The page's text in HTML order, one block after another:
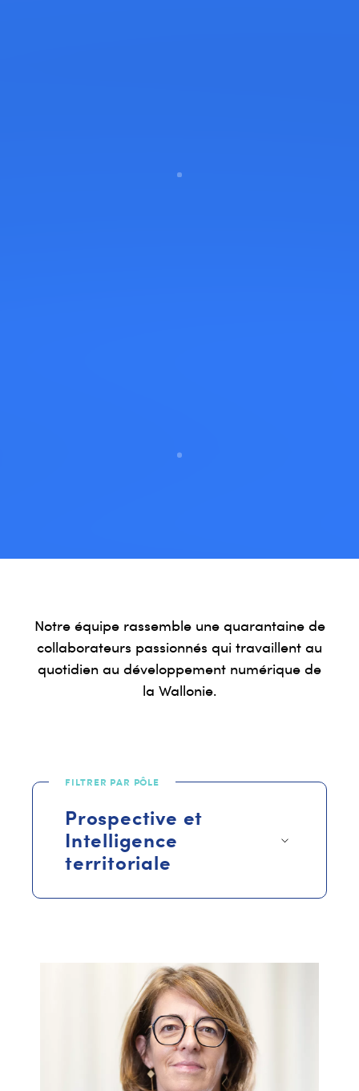
Notre équipe rassemble une quarantaine de
collaborateurs passionnés qui travaillent au
quotidien au développement numérique de
la Wallonie.
FILTRER PAR PÔLE
Prospective et
Intelligence
territoriale